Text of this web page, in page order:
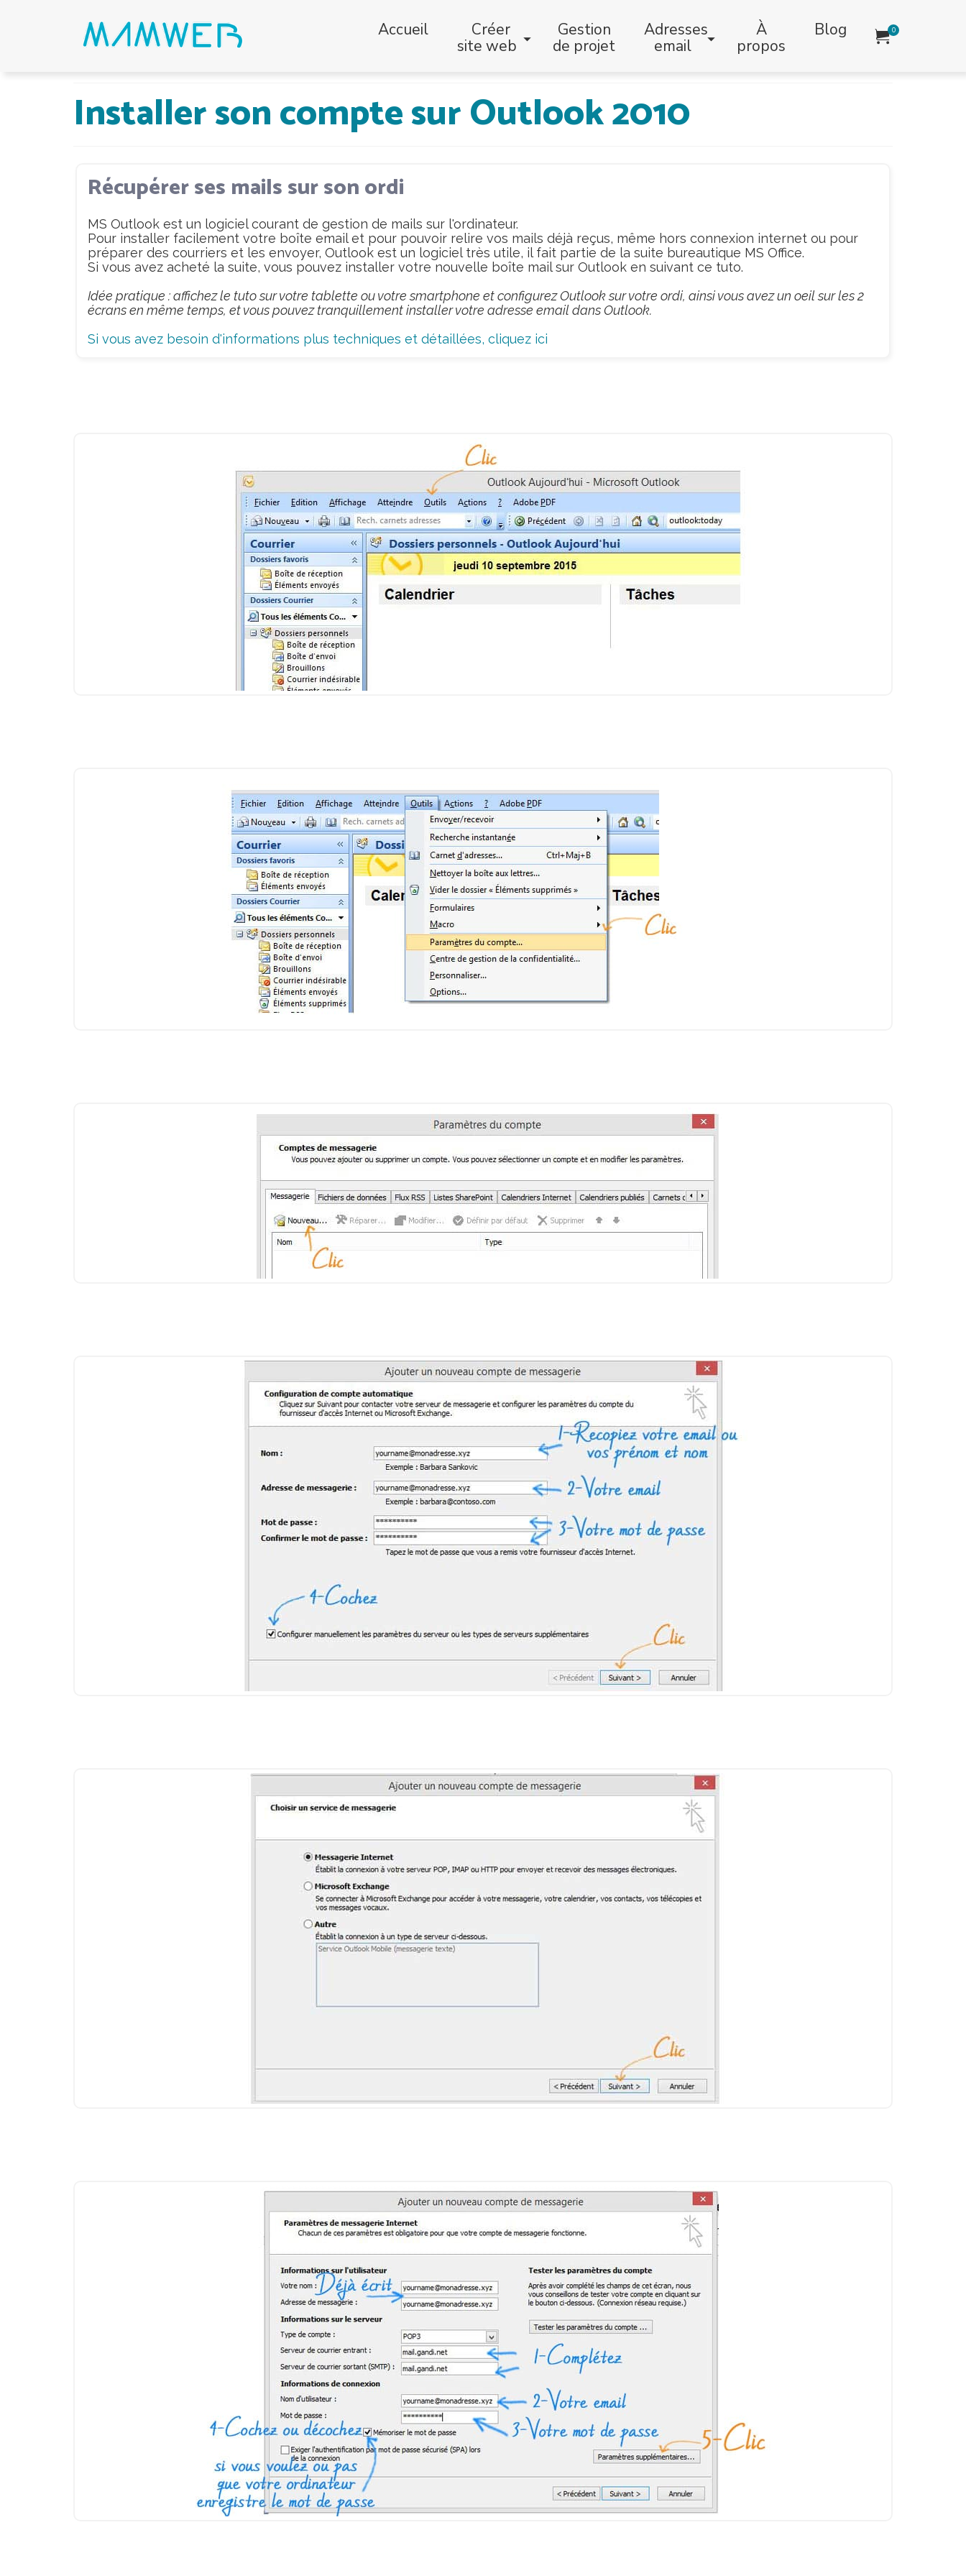
Accueil
Créer
site web
Gestion
de projet
Adresses
email
À
propos
Blog 0
Installer son compte sur Outlook 2010
Récupérer ses mails sur son ordi
MS Outlook est un logiciel courant de gestion de mails sur l'ordinateur.
Pour installer facilement votre boîte email et pour pouvoir relire vos mails déjà reçus, même hors connexion internet ou pour
préparer des courriers et les envoyer, Outlook est un logiciel très utile, il fait partie de la suite bureautique MS Office.
Si vous avez acheté la suite, vous pouvez installer votre nouvelle boîte mail sur Outlook en suivant ce tuto.
Idée pratique : affichez le tuto sur votre tablette ou votre smartphone et configurez Outlook sur votre ordi, ainsi vous avez un oeil sur les 2
écrans en même temps, et vous pouvez tranquillement installer votre adresse email dans Outlook.
Si vous avez besoin d'informations plus techniques et détaillées, cliquez ici